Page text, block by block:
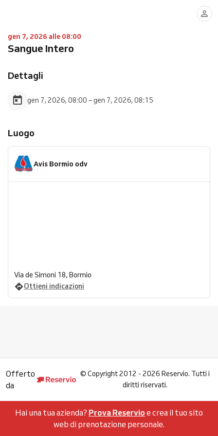
gen 7, 2026 alle 08:00
Sangue Intero
Dettagli
gen 7, 2026, 08:00 – gen 7, 2026, 08:15
Luogo
Avis Bormio odv
Via de Simoni 18, Bormio
Ottieni indicazioni
Offerto
da
© Copyright 2012 - 2026 Reservio. Tutti i
diritti riservati.
Hai una tua azienda? Prova Reservio e crea il tuo sito
web di prenotazione personale.